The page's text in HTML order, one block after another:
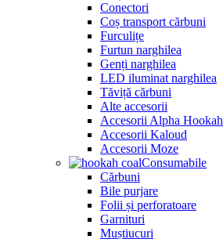
Conectori
Coș transport cărbuni
Furculițe
Furtun narghilea
Genți narghilea
LED iluminat narghilea
Tăviță cărbuni
Alte accesorii
Accesorii Alpha Hookah
Accesorii Kaloud
Accesorii Moze
Consumabile
Cărbuni
Bile purjare
Folii și perforatoare
Garnituri
Muștiucuri